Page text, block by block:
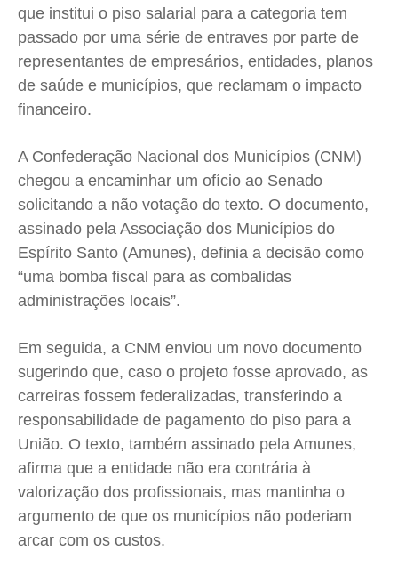
que institui o piso salarial para a categoria tem
passado por uma série de entraves por parte de
representantes de empresários, entidades, planos
de saúde e municípios, que reclamam o impacto
financeiro.
A Confederação Nacional dos Municípios (CNM)
chegou a encaminhar um ofício ao Senado
solicitando a não votação do texto. O documento,
assinado pela Associação dos Municípios do
Espírito Santo (Amunes), definia a decisão como
“uma bomba fiscal para as combalidas
administrações locais”.
Em seguida, a CNM enviou um novo documento
sugerindo que, caso o projeto fosse aprovado, as
carreiras fossem federalizadas, transferindo a
responsabilidade de pagamento do piso para a
União. O texto, também assinado pela Amunes,
afirma que a entidade não era contrária à
valorização dos profissionais, mas mantinha o
argumento de que os municípios não poderiam
arcar com os custos.